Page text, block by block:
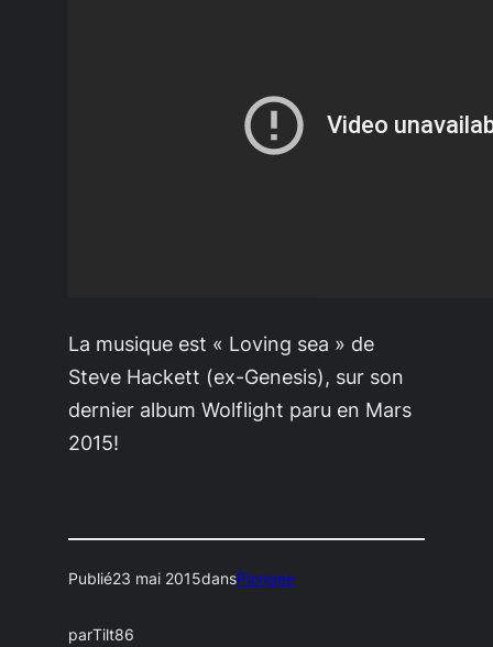
La musique est « Loving sea » de
Steve Hackett (ex-Genesis), sur son
dernier album Wolflight paru en Mars
2015!
Publié23 mai 2015dansPlongee
parTilt86